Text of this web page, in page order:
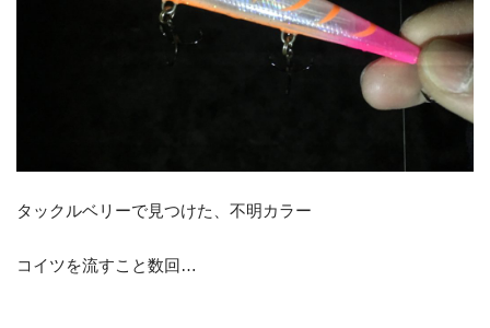
タックルベリーで見つけた、不明カラー
コイツを流すこと数回…